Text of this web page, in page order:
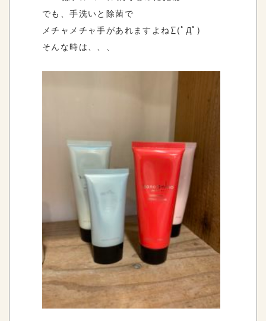
でも、手洗いと除菌で
メチャメチャ手があれますよね∑(ﾟДﾟ)
そんな時は、、、